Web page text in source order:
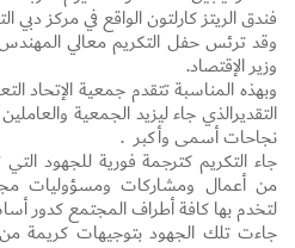
فندق الريتز كارلتون الواقع في مركز دبي
وقد ترئس حفل التكريم معالي
وزير الإقتصاد.
وبهذه المناسبة تتقدم جمعية الإتحاد
التقديرالذي جاء ليزيد الجمعية
نجاحات أسمى وأكبر.
جاء التكريم كترجمة فورية للجهود التي
من أعمال ومشاركات ومسؤوليات
لتخدم بها كافة أطراف المجتمع كدور
جاءت تلك الجهود بتوجيهات كريمة